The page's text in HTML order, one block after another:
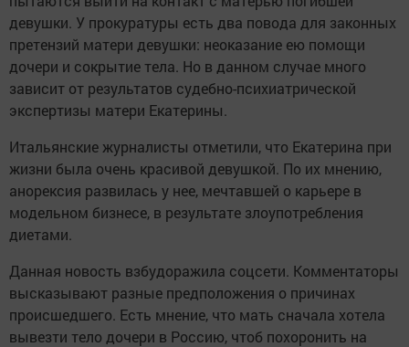
девушки. У прокуратуры есть два повода для законных
претензий матери девушки: неоказание ею помощи
дочери и сокрытие тела. Но в данном случае много
зависит от результатов судебно-психиатрической
экспертизы матери Екатерины.
Итальянские журналисты отметили, что Екатерина при
жизни была очень красивой девушкой. По их мнению,
анорексия развилась у нее, мечтавшей о карьере в
модельном бизнесе, в результате злоупотребления
диетами.
Данная новость взбудоражила соцсети. Комментаторы
высказывают разные предположения о причинах
происшедшего. Есть мнение, что мать сначала хотела
вывезти тело дочери в Россию, чтоб похоронить на